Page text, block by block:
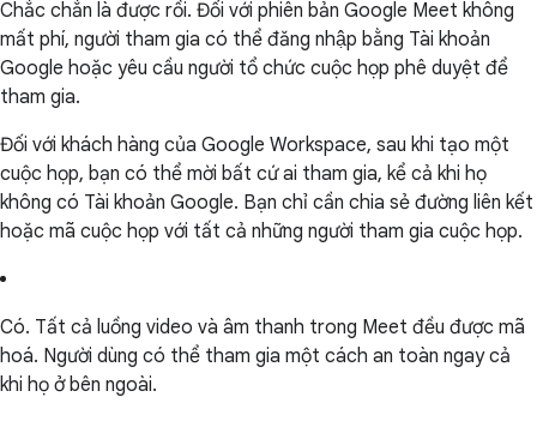
Chắc chắn là được rồi. Đối với phiên bản Google Meet không
mất phí, người tham gia có thể đăng nhập bằng Tài khoản
Google hoặc yêu cầu người tổ chức cuộc họp phê duyệt để
tham gia.
Đối với khách hàng của Google Workspace, sau khi tạo một
cuộc họp, bạn có thể mời bất cứ ai tham gia, kể cả khi họ
không có Tài khoản Google. Bạn chỉ cần chia sẻ đường liên kết
hoặc mã cuộc họp với tất cả những người tham gia cuộc họp.
Có. Tất cả luồng video và âm thanh trong Meet đều được mã
hoá. Người dùng có thể tham gia một cách an toàn ngay cả
khi họ ở bên ngoài.